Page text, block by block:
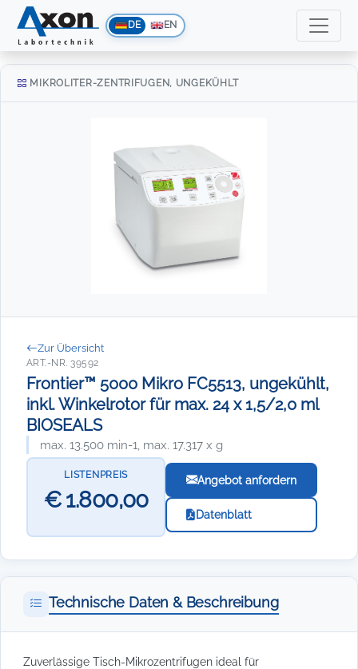
DE EN
MIKROLITER-ZENTRIFUGEN, UNGEKÜHLT
Zur Übersicht
ART.-NR. 39592
Frontier™ 5000 Mikro FC5513, ungekühlt,
inkl. Winkelrotor für max. 24 x 1,5/2,0 ml
BIOSEALS
max. 13.500 min-1, max. 17.317 x g
LISTENPREIS
€ 1.800,00
Angebot anfordern
Datenblatt
Technische Daten & Beschreibung
Zuverlässige Tisch-Mikrozentrifugen ideal für